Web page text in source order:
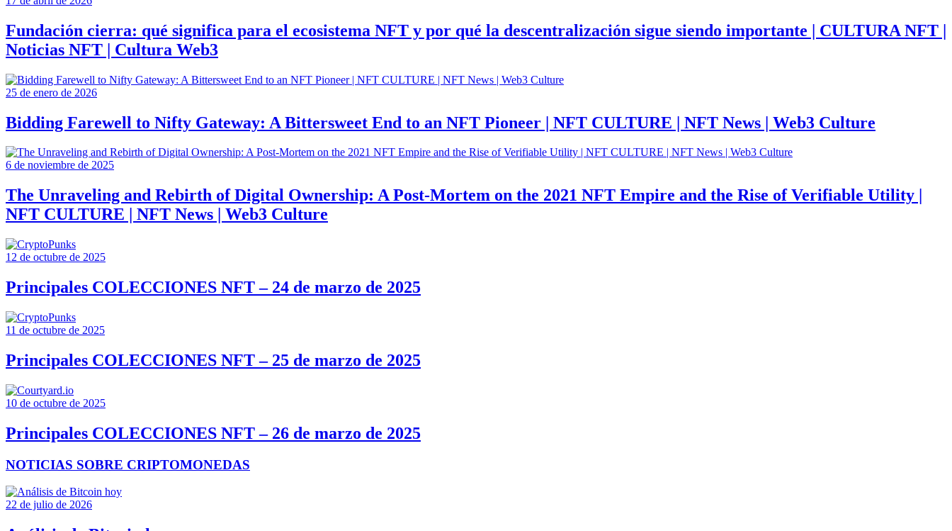
Fundación cierra: qué significa para el ecosistema NFT y por qué la descentralización sigue siendo importante | CULTURA NFT |
Noticias NFT | Cultura Web3
25 de enero de 2026
Bidding Farewell to Nifty Gateway: A Bittersweet End to an NFT Pioneer | NFT CULTURE | NFT News | Web3 Culture
6 de noviembre de 2025
The Unraveling and Rebirth of Digital Ownership: A Post-Mortem on the 2021 NFT Empire and the Rise of Verifiable Utility |
NFT CULTURE | NFT News | Web3 Culture
12 de octubre de 2025
Principales COLECCIONES NFT – 24 de marzo de 2025
11 de octubre de 2025
Principales COLECCIONES NFT – 25 de marzo de 2025
10 de octubre de 2025
Principales COLECCIONES NFT – 26 de marzo de 2025
NOTICIAS SOBRE CRIPTOMONEDAS
22 de julio de 2026